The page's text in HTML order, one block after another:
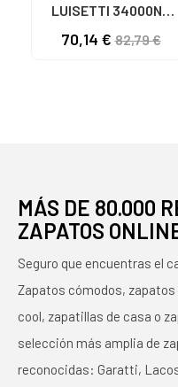
LUISETTI 34000NA
70,14 €82,79 €
MÁS DE 80.000
ZAPATOS
Seguro que encuentras el
Zapatos cómodos,
cool, zapatillas de casa o
selección más amplia de
reconocidas: Garatti,